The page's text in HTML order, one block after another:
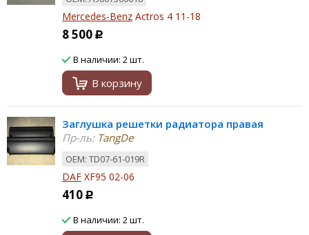
Mercedes-Benz Actros 4 11-18
8 500 Р
В наличии: 2 шт.
В корзину
Заглушка решетки радиатора правая
Пр-ль:TangDe
ОЕМ: TD07-61-019R
DAF XF95 02-06
410 Р
В наличии: 2 шт.